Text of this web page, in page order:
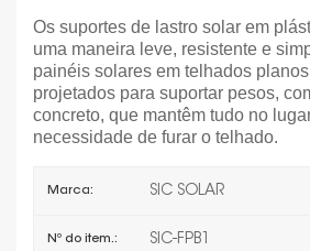
Os suportes de lastro solar em
uma maneira leve, resistente e
painéis solares em telhados
projetados para suportar pesos,
concreto, que mantêm tudo no
necessidade de furar o telhado.
Marca: SIC SOLAR
Nº do item.: SIC-FPB1